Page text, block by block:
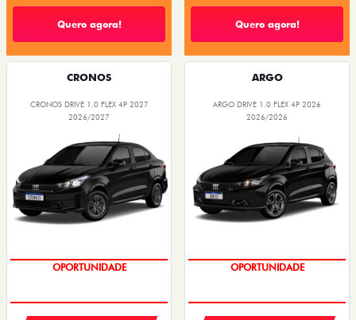
Quero agora! Quero agora!
CRONOS
CRONOS DRIVE 1.0 FLEX 4P 2027
2026/2027
OPORTUNIDADE
ARGO
ARGO DRIVE 1.0 FLEX 4P 2026
2026/2026
OPORTUNIDADE